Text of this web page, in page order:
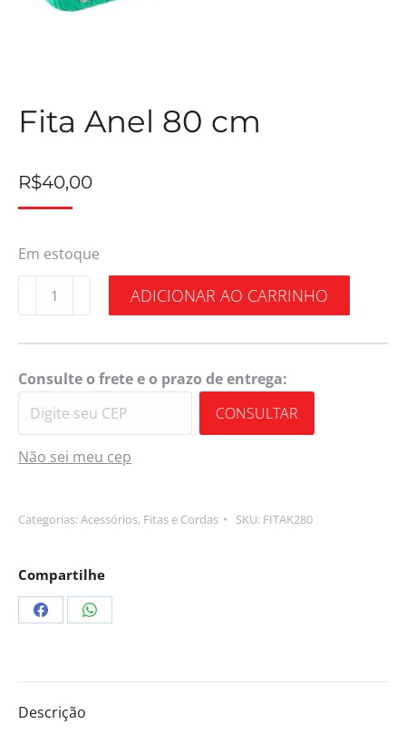
Fita Anel 80 cm
R$40,00
Em estoque
ADICIONAR AO CARRINHO
Consulte o frete e o prazo de entrega:
CONSULTAR
Não sei meu cep
Categorias:Acessórios, Fitas e Cordas SKU: FITAK280
Compartilhe
Descrição